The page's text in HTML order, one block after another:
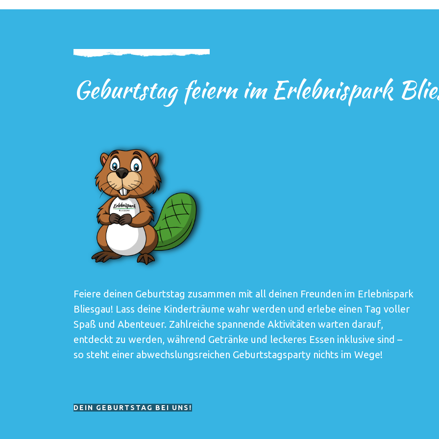
Geburtstag feiern im Erlebnispark
Feiere deinen Geburtstag zusammen mit all deinen Freunden im Erlebnispark
Bliesgau! Lass deine Kinderträume wahr werden und erlebe einen Tag voller
Spaß und Abenteuer. Zahlreiche spannende Aktivitäten warten darauf,
entdeckt zu werden, während Getränke und leckeres Essen inklusive sind –
so steht einer abwechslungsreichen Geburtstagsparty nichts im Wege!
DEIN GEBURTSTAG BEI UNS!